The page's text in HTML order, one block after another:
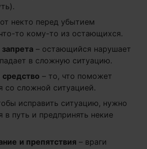
некто перед убытием
то кому-то из остающихся.
запрета – остающийся нарушает
в сложную ситуацию.
средство – то, что поможет
со сложной ситуацией.
исправить ситуацию, нужно
в путь и предпринять некие
и препятствия – враги